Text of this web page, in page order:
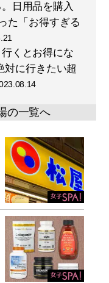
日用品を購入
た「お得すぎる
くとお得にな
対に行きたい超
の一覧へ